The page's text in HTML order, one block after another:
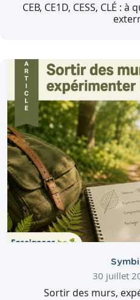
CEB, CE1D, CESS, CLÉ :
30 juillet
Sortir des murs,